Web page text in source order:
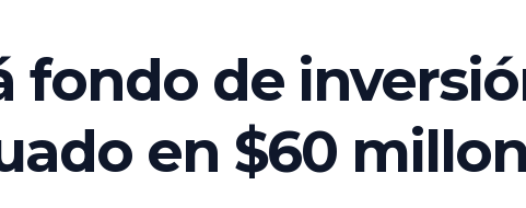
fondo de
en $60